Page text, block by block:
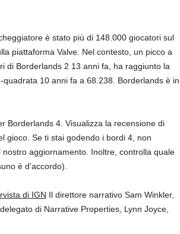
è stato più di 148.000 giocatori sul
piattaforma Valve. Nel contesto, un picco a
di Borderlands 2 13 anni fa, ha raggiunto la
10 anni fa a 68.238. Borderlands è in
Borderlands 4. Visualizza la recensione di
gioco. Se ti stai godendo i bordi 4, non
aggiornamento. Inoltre, controlla quale
è d’accordo).
di IGN Il direttore narrativo Sam Winkler,
di Narrative Properties, Lynn Joyce,